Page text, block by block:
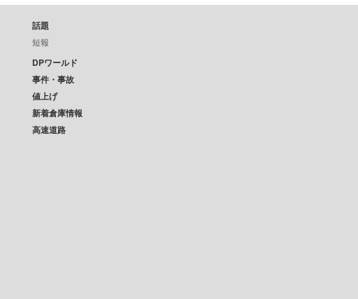
話題
短報
DPワールド
事件・事故
値上げ
新着倉庫情報
高速道路